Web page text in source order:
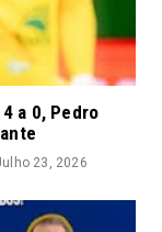
a 0, Pedro
23, 2026